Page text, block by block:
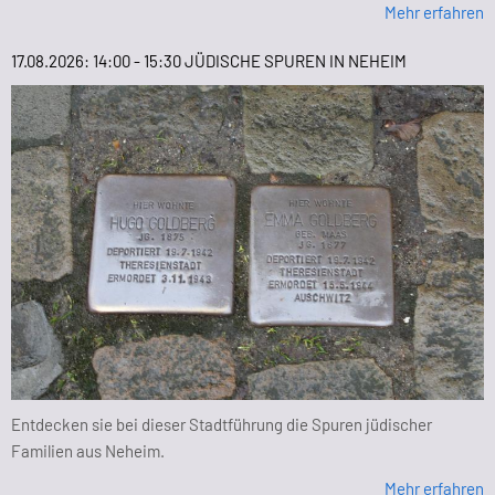
Mehr erfahren
17.08.2026: 14:00 - 15:30 JÜDISCHE SPUREN IN NEHEIM
Entdecken sie bei dieser Stadtführung die Spuren jüdischer
Familien aus Neheim.
Mehr erfahren